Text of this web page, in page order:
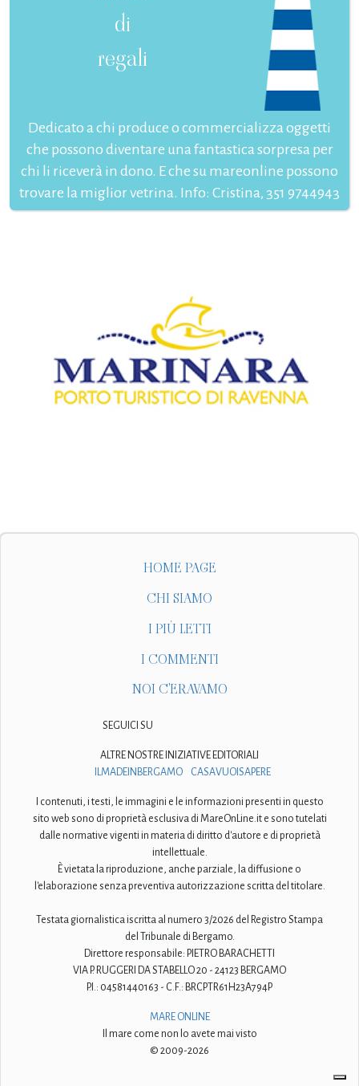
di
regali
Dedicato a chi produce o commercializza oggetti
che possono diventare una fantastica sorpresa per
chi li riceverà in dono. E che su mareonline possono
trovare la miglior vetrina. Info: Cristina, 351 9744943
HOME PAGE
CHI SIAMO
I PIÙ LETTI
I COMMENTI
NOI C'ERAVAMO
SEGUICI SU
ALTRE NOSTRE INIZIATIVE EDITORIALI
ILMADEINBERGAMO
CASAVUOISAPERE
I contenuti, i testi, le immagini e le informazioni presenti in questo
sito web sono di proprietà esclusiva di MareOnLine.it e sono tutelati
dalle normative vigenti in materia di diritto d'autore e di proprietà
intellettuale.
È vietata la riproduzione, anche parziale, la diffusione o
l'elaborazione senza preventiva autorizzazione scritta del titolare.
Testata giornalistica iscritta al numero 3/2026 del Registro Stampa
del Tribunale di Bergamo.
Direttore responsabile: PIETRO BARACHETTI
VIA P. RUGGERI DA STABELLO 20 - 24123 BERGAMO
P.I.: 04581440163 - C.F.: BRCPTR61H23A794P
MARE ONLINE
Il mare come non lo avete mai visto
© 2009-2026